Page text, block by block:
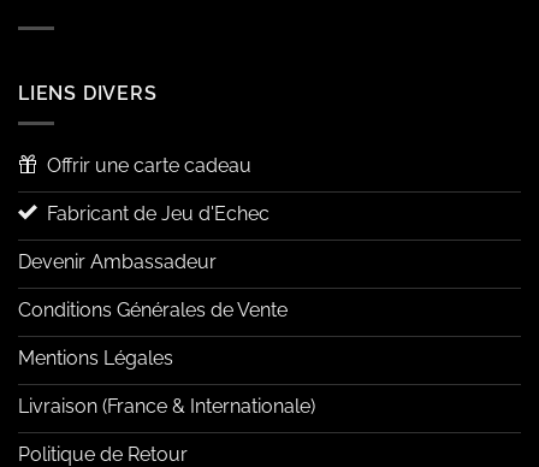
LIENS DIVERS
Offrir une carte cadeau
Fabricant de Jeu d'Echec
Devenir Ambassadeur
Conditions Générales de Vente
Mentions Légales
Livraison (France & Internationale)
Politique de Retour